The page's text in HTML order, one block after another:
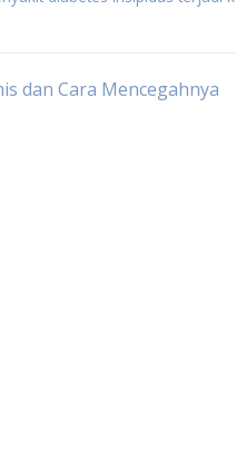
dan Cara Mencegahnya